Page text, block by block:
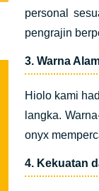
personal
pengrajin
3. Warna
Hiolo kami
langka.
onyx
4. Kekuatan